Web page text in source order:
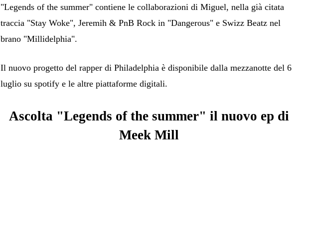
"Legends of the summer" contiene le collaborazioni di Miguel, nella già citata
traccia "Stay Woke", Jeremih & PnB Rock in "Dangerous" e Swizz Beatz nel
brano "Millidelphia".
Il nuovo progetto del rapper di Philadelphia è disponibile dalla mezzanotte del 6
luglio su spotify e le altre piattaforme digitali.
Ascolta "Legends of the summer" il nuovo ep di
Meek Mill